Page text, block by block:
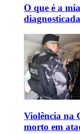
O que é a
Violência na
morto em